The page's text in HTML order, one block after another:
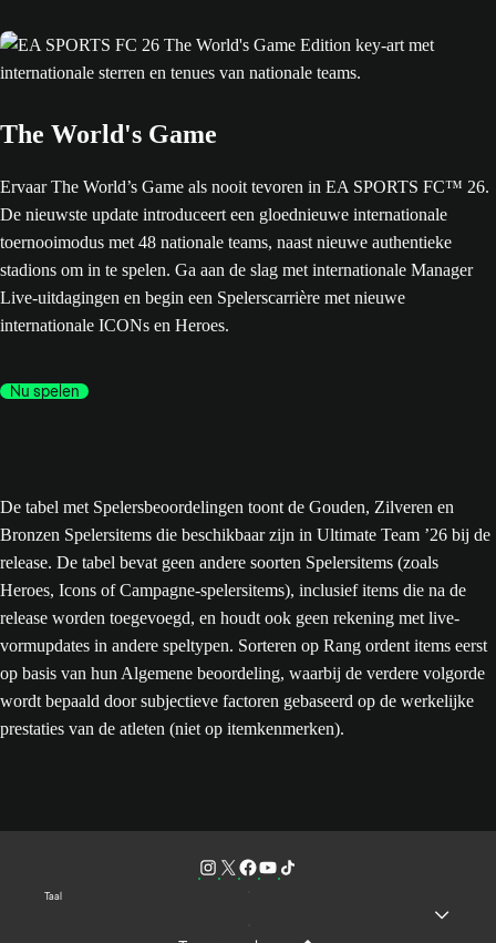
The World's Game
Ervaar The World’s Game als nooit tevoren in EA SPORTS FC™ 26.
De nieuwste update introduceert een gloednieuwe internationale
toernooimodus met 48 nationale teams, naast nieuwe authentieke
stadions om in te spelen. Ga aan de slag met internationale Manager
Live-uitdagingen en begin een Spelerscarrière met nieuwe
internationale ICONs en Heroes.
Nu spelen
De tabel met Spelersbeoordelingen toont de Gouden, Zilveren en
Bronzen Spelersitems die beschikbaar zijn in Ultimate Team ’26 bij de
release. De tabel bevat geen andere soorten Spelersitems (zoals
Heroes, Icons of Campagne-spelersitems), inclusief items die na de
release worden toegevoegd, en houdt ook geen rekening met live-
vormupdates in andere speltypen. Sorteren op Rang ordent items eerst
op basis van hun Algemene beoordeling, waarbij de verdere volgorde
wordt bepaald door subjectieve factoren gebaseerd op de werkelijke
prestaties van de atleten (niet op itemkenmerken).
Taal